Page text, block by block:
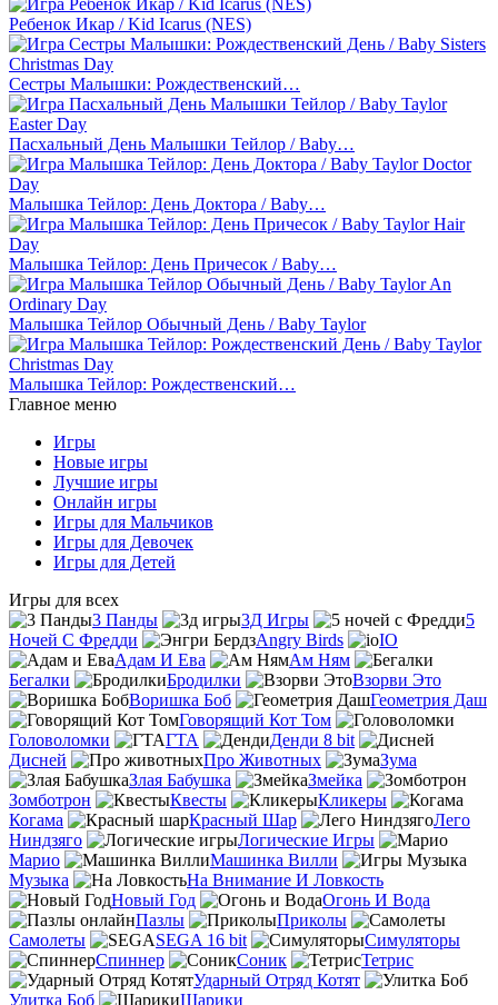
Ребенок Икар / Kid Icarus (NES)
Сестры Малышки: Рождественский…
Пасхальный День Малышки Тейлор / Baby…
Малышка Тейлор: День Доктора / Baby…
Малышка Тейлор: День Причесок / Baby…
Малышка Тейлор Обычный День / Baby Taylor
Малышка Тейлор: Рождественский…
Главное меню
Игры
Новые игры
Лучшие игры
Онлайн игры
Игры для Мальчиков
Игры для Девочек
Игры для Детей
Игры для всех
3 Панды
3Д Игры
5
Ночей С Фредди
Angry Birds
IO
Адам И Ева
Ам Ням
Бегалки
Бродилки
Взорви Это
Воришка Боб
Геометрия Даш
Говорящий Кот Том
Головоломки
ГТА
Денди 8 bit
Дисней
Про Животных
Зума
Злая Бабушка
Змейка
Зомботрон
Квесты
Кликеры
Когама
Красный Шар
Лего
Ниндзяго
Логические Игры
Марио
Машинка Вилли
Музыка
На Внимание И Ловкость
Новый Год
Огонь И Вода
Пазлы
Приколы
Самолеты
SEGA 16 bit
Симуляторы
Спиннер
Соник
Тетрис
Ударный Отряд Котят
Улитка Боб
Шарики